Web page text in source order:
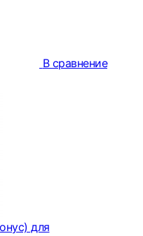
В сравнение
для